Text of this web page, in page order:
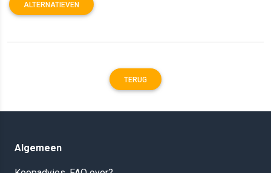
ALTERNATIEVEN
TERUG
Algemeen